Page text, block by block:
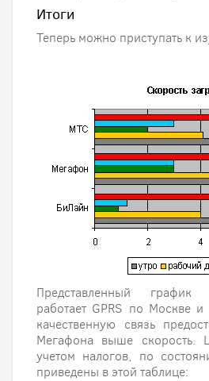
Итоги
Теперь можно приступать к
Представленный график
работает GPRS по Москве
качественную связь
Мегафона выше скорость.
учетом налогов, по
приведены в этой таблице: